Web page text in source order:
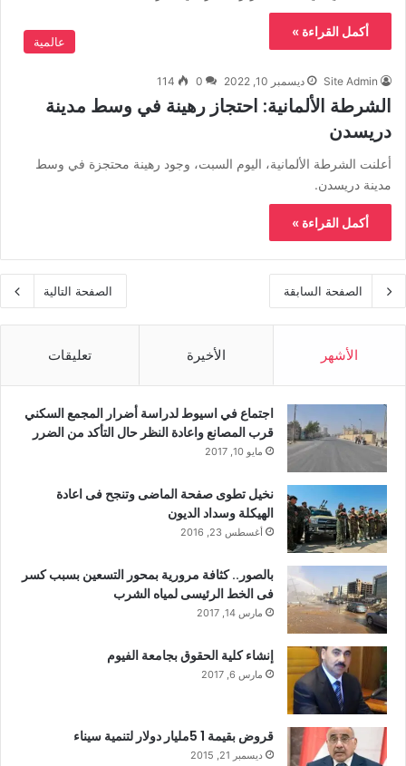
أكمل القراءة »
عالمية
Site Admin ديسمبر 10, 2022 0
114
الشرطة الألمانية: احتجاز رهينة في وسط مدينة
دريسدن
أعلنت الشرطة الألمانية، اليوم السبت، وجود رهينة محتجزة في وسط
مدينة دريسدن.
أكمل القراءة »
الصفحة السابقة الصفحة التالية
الأشهر الأخيرة تعليقات
اجتماع في اسيوط لدراسة أضرار المجمع السكني
قرب المصانع واعادة النظر حال التأكد من الضرر
مايو 10, 2017
نخيل تطوى صفحة الماضى وتنجح فى اعادة
الهيكلة وسداد الديون
أغسطس 23, 2016
بالصور.. كثافة مرورية بمحور التسعين بسبب كسر
فى الخط الرئيسى لمياه الشرب
مارس 14, 2017
إنشاء كلية الحقوق بجامعة الفيوم
مارس 6, 2017
قروض بقيمة 1 5مليار دولار لتنمية سيناء
ديسمبر 21, 2015